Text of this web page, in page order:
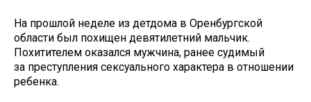
На прошлой неделе из детдома в Оренбургской
области был похищен девятилетний мальчик.
Похитителем оказался мужчина, ранее судимый
за преступления сексуального характера в отношении
ребенка.